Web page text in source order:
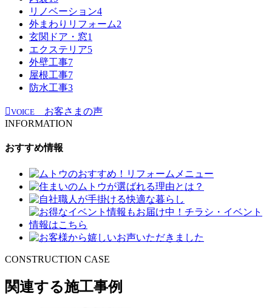
リノベーション4
外まわりリフォーム2
玄関ドア・窓1
エクステリア5
外壁工事7
屋根工事7
防水工事3
VOICE
お客さまの声
INFORMATION
おすすめ情報
CONSTRUCTION CASE
関連する施工事例